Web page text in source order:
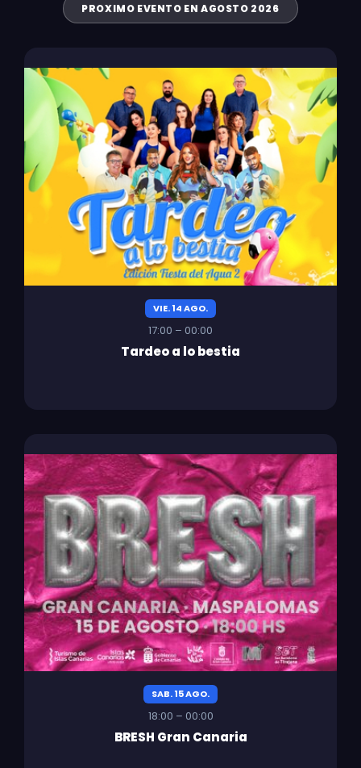
PROXIMO EVENTO EN AGOSTO 2026
VIE. 14 AGO.
17:00 – 00:00
Tardeo a lo bestia
SAB. 15 AGO.
18:00 – 00:00
BRESH Gran Canaria